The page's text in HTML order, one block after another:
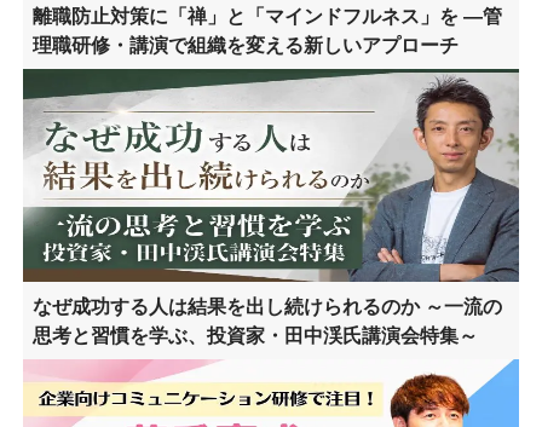
離職防止対策に「禅」と「マインドフルネス」を ―管
理職研修・講演で組織を変える新しいアプローチ
なぜ成功する人は結果を出し続けられるのか ～一流の
思考と習慣を学ぶ、投資家・田中渓氏講演会特集～